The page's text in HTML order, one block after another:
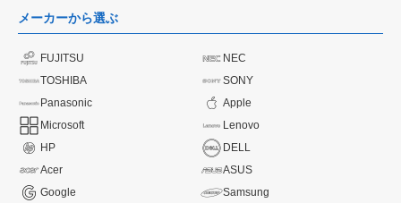
メーカーから選ぶ
FUJITSU
NEC
TOSHIBA
SONY
Panasonic
Apple
Microsoft
Lenovo
HP
DELL
Acer
ASUS
Google
Samsung